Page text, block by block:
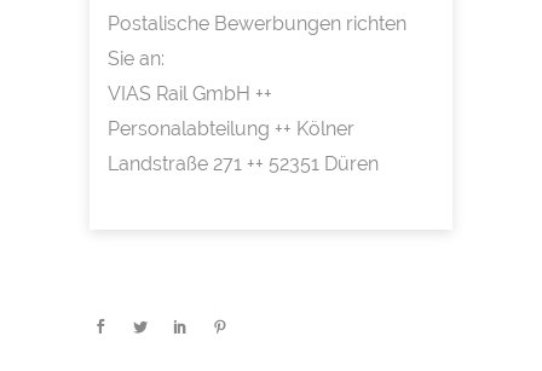
Postalische Bewerbungen richten
Sie an:
VIAS Rail GmbH ++
Personalabteilung ++ Kölner
Landstraße 271 ++ 52351 Düren